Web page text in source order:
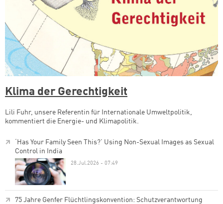
Klima der Gerechtigkeit
Lili Fuhr, unsere Referentin für Internationale Umweltpolitik,
kommentiert die Energie- und Klimapolitik.
‘Has Your Family Seen This?’ Using Non-Sexual Images as Sexual
Control in India
28.Jul.2026 - 07:49
75 Jahre Genfer Flüchtlingskonvention: Schutzverantwortung